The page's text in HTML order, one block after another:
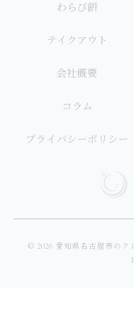
わらび餅
テイクアウト
会社概要
コラム
プライバシーポリシー
© 2026 愛知県名古屋市のク